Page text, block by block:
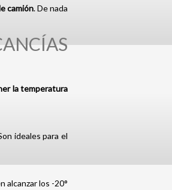
camión. De nada
la temperatura
ideales para el
alcanzar los -20°